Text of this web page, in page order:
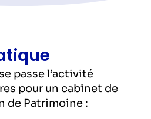
passe l’activité
pour un cabinet de
de Patrimoine :